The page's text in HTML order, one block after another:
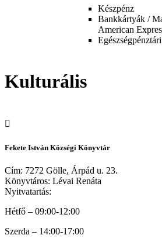
Készpénz
Bankkártyák /
American
Kulturális
Fekete István Községi Könyvtár
Cím: 7272 Gölle, Árpád u. 23.
Könyvtáros: Lévai Renáta
Nyitvatartás:
Hétfő – 09:00-12:00
Szerda – 14:00-17:00